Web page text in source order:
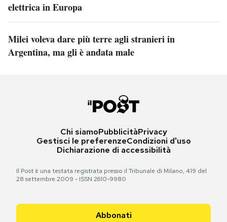
elettrica in Europa
Milei voleva dare più terre agli stranieri in
Argentina, ma gli è andata male
Chi siamoPubblicitàPrivacy
Gestisci le preferenzeCondizioni d'uso
Dichiarazione di accessibilità
Il Post è una testata registrata presso il Tribunale di Milano, 419 del
28 settembre 2009 - ISSN 2610-9980
Abbonati